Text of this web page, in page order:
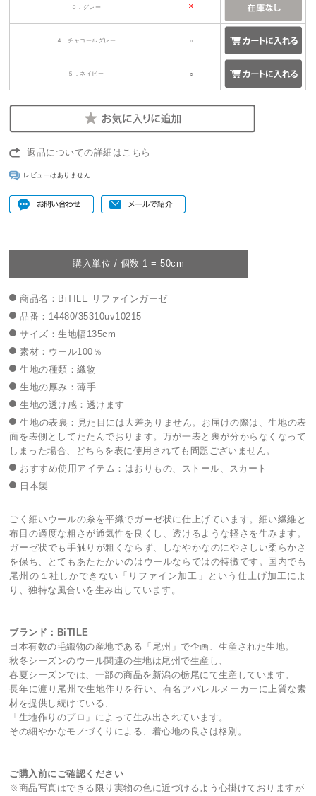
０．グレー ×
４．チャコールグレー ○
５．ネイビー ○
返品についての詳細はこちら
レビューはありません
購入単位 / 個数 1 = 50cm
商品名：BiTILE リファインガーゼ
品番：14480/35310uv10215
サイズ：生地幅135cm
素材：ウール100％
生地の種類：織物
生地の厚み：薄手
生地の透け感：透けます
生地の表裏：見た目には大差ありません。お届けの際は、生地の表
面を表側としてたたんでおります。万が一表と裏が分からなくなって
しまった場合、どちらを表に使用されても問題ございません。
おすすめ使用アイテム：はおりもの、ストール、スカート
日本製
ごく細いウールの糸を平織でガーゼ状に仕上げています。細い繊維と
布目の適度な粗さが通気性を良くし、透けるような軽さを生みます。
ガーゼ状でも手触りが粗くならず、しなやかなのにやさしい柔らかさ
を保ち、とてもあたたかいのはウールならではの特徴です。国内でも
尾州の１社しかできない「リファイン加工」という仕上げ加工によ
り、独特な風合いを生み出しています。
ブランド：BiTILE
日本有数の毛織物の産地である「尾州」で企画、生産された生地。
秋冬シーズンのウール関連の生地は尾州で生産し、
春夏シーズンでは、一部の商品を新潟の栃尾にて生産しています。
長年に渡り尾州で生地作りを行い、有名アパレルメーカーに上質な素
材を提供し続けている、
「生地作りのプロ」によって生み出されています。
その細やかなモノづくりによる、着心地の良さは格別。
ご購入前にご確認ください
※商品写真はできる限り実物の色に近づけるよう心掛けておりますが